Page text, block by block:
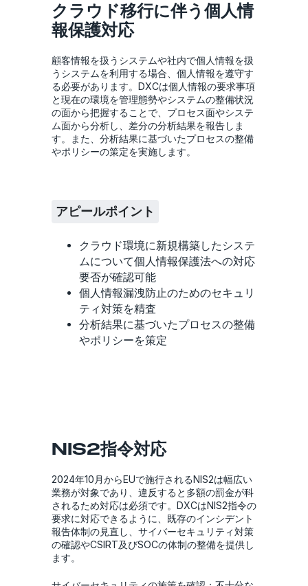
クラウド移行に伴う個人情
報保護対応
顧客情報を扱うシステムや社内で個人情報を扱
うシステムを利用する場合、個人情報を遵守す
る必要があります。DXCは個人情報の要求事項
と現在の環境を管理態勢やシステムの整備状況
の面から把握することで、プロセス面やシステ
ム面から分析し、差分の分析結果を報告しま
す。また、分析結果に基づいたプロセスの整備
やポリシーの策定を実施します。
アピールポイント
クラウド環境に新規構築したシステ
ムについて個人情報保護法への対応
要否が確認可能
個人情報漏洩防止のためのセキュリ
ティ対策を精査
分析結果に基づいたプロセスの整備
やポリシーを策定
NIS2指令対応
2024年10月からEUで施行されるNIS2は幅広い
業務が対象であり、違反すると多額の罰金が科
されるため対応は必須です。DXCはNIS2指令の
要求に対応できるように、既存のインシデント
報告体制の見直し、サイバーセキュリティ対策
の確認やCSIRT及びSOCの体制の整備を提供し
ます。